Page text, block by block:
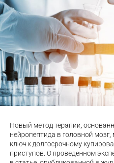
Новый метод терапии,
нейропептида в головной
ключ к долгосрочному
приступов. О проведенном